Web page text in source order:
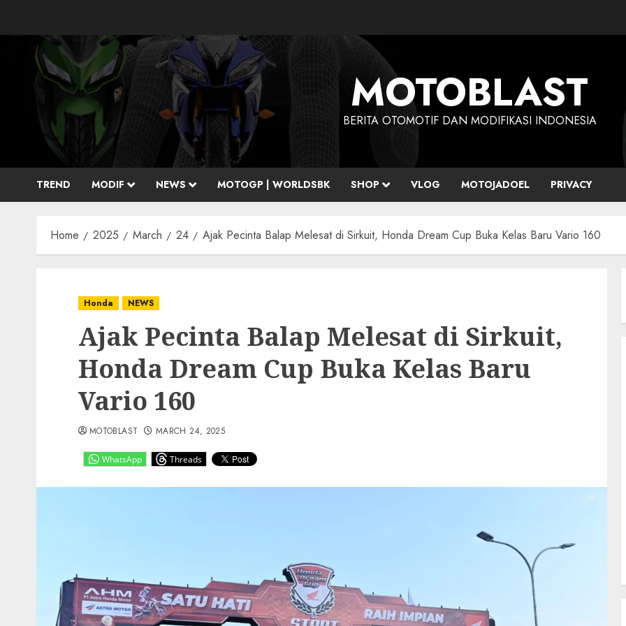
MOTOBLAST
BERITA OTOMOTIF DAN MODIFIKASI INDONESIA
TREND MODIF NEWS MOTOGP | WORLDSBK SHOP VLOG MOTOJADOEL PRIVACY
Home 2025 March 24 Ajak Pecinta Balap Melesat di Sirkuit, Honda Dream Cup Buka Kelas Baru Vario 160
Honda NEWS
Ajak Pecinta Balap Melesat di Sirkuit,
Honda Dream Cup Buka Kelas Baru
Vario 160
WhatsApp Threads
MOTOBLAST MARCH 24, 2025